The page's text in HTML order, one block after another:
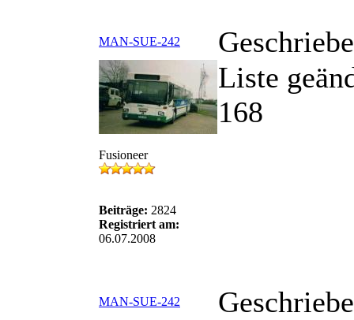
MAN-SUE-242
Fusioneer
Beiträge: 2824
Registriert am:
06.07.2008
Liste
168
MAN-SUE-242